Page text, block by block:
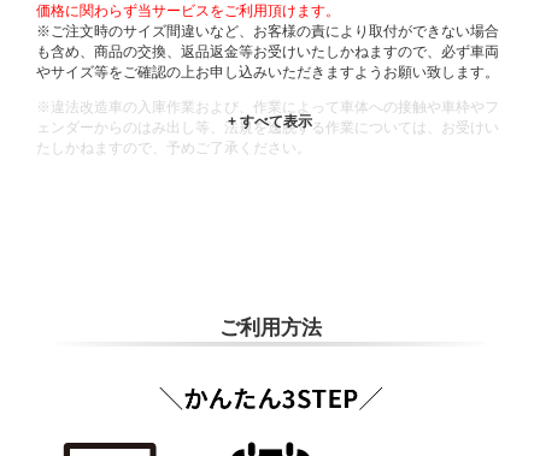
価格に関わらず当サービスをご利用頂けます。
※ご注文時のサイズ間違いなど、お客様の責により取付ができない場合
も含め、商品の交換、返品返金等お受けいたしかねますので、必ず車両
やサイズ等をご確認の上お申し込みいただきますようお願い致します。
※違法改造車の入庫作業および、作業によって車体への接触や車枠やフ
ェンダーからのはみ出し等、法規を逸脱する作業については、お受けい
たしかねますので、予めご了承ください。
ご利用方法